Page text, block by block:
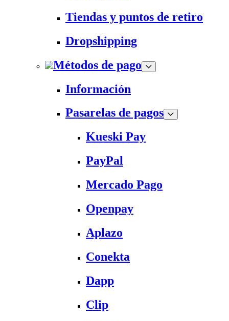
Tiendas y puntos de retiro
Dropshipping
Métodos de pago
Información
Pasarelas de pagos
Kueski Pay
PayPal
Mercado Pago
Openpay
Aplazo
Conekta
Dapp
Clip